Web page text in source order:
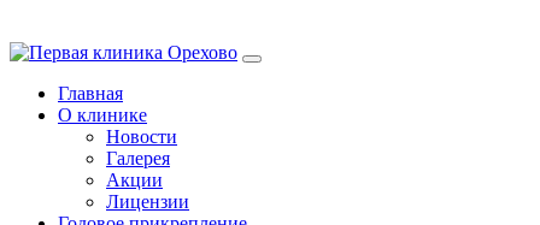
Главная
О клинике
Новости
Галерея
Акции
Лицензии